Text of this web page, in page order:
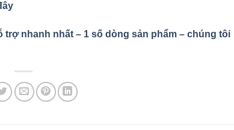
nhanh nhất – 1 số dòng sản phẩm – chúng tôi